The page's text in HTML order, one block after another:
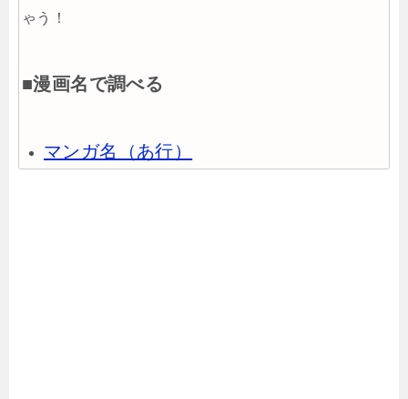
ゃう！
■漫画名で調べる
マンガ名（あ行）